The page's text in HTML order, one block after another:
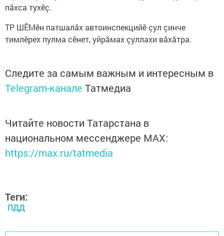
пăхса тухĕç.
ТР ШӖМӗн патшалăх автоинспекцийӗ çул çинче
тимлӗрех пулма сӗнет, уйрăмах çуллахи вăхăтра.
Следите за самым важным и интересным в
Telegram-канале Татмедиа
Читайте новости Татарстана в
национальном мессенджере MАХ:
https://max.ru/tatmedia
Теги:
ПДД